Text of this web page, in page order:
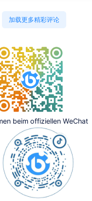
加载更多精彩评论
beim offiziellen WeChat